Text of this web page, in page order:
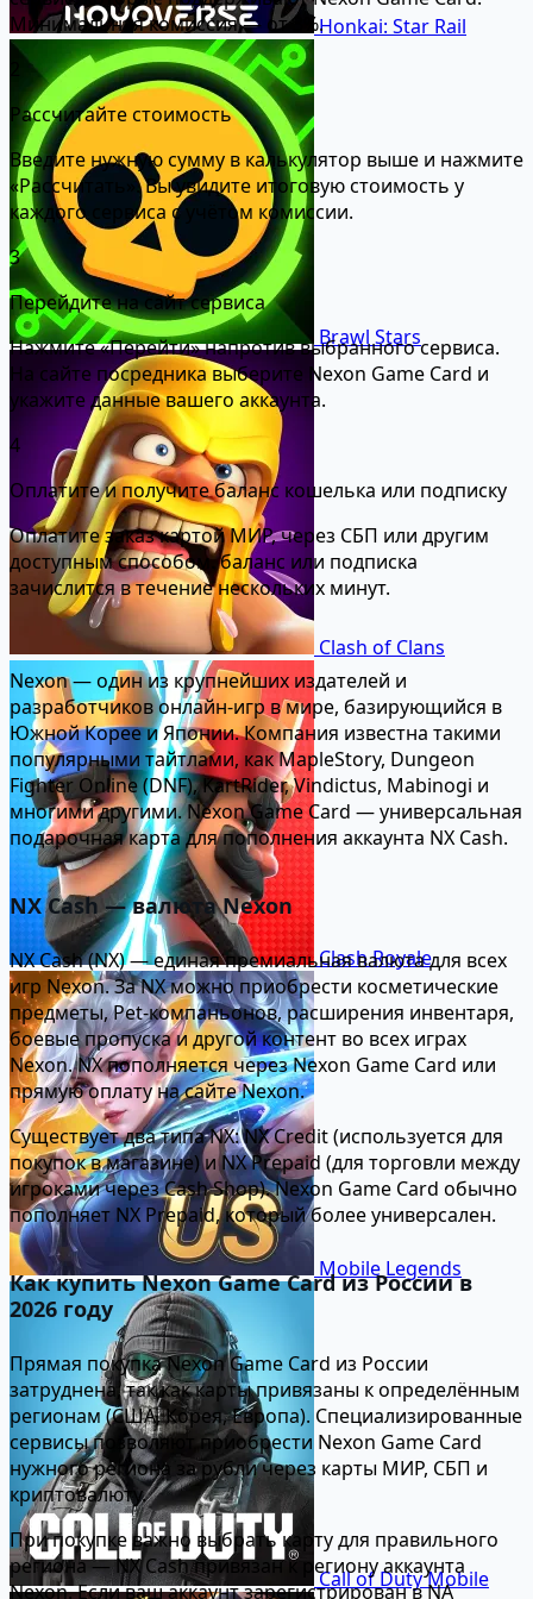
Honkai: Star Rail
Brawl Stars
Clash of Clans
Clash Royale
Mobile Legends
Call of Duty Mobile
Минимальная комиссия — от 3%.
Рассчитайте стоимость
Введите нужную сумму в калькулятор выше и нажмите
«Рассчитать». Вы увидите итоговую стоимость у
каждого сервиса с учётом комиссии.
3
Перейдите на сайт сервиса
Нажмите «Перейти» напротив выбранного сервиса.
На сайте посредника выберите Nexon Game Card и
укажите данные вашего аккаунта.
4
Оплатите и получите баланс кошелька или подписку
Оплатите заказ картой МИР, через СБП или другим
доступным способом. баланс или подписка
зачислится в течение нескольких минут.
Nexon — один из крупнейших издателей и
разработчиков онлайн-игр в мире, базирующийся в
Южной Корее и Японии. Компания известна такими
популярными тайтлами, как MapleStory, Dungeon
Fighter Online (DNF), KartRider, Vindictus, Mabinogi и
многими другими. Nexon Game Card — универсальная
подарочная карта для пополнения аккаунта NX Cash.
NX Cash — валюта Nexon
NX Cash (NX) — единая премиальная валюта для всех
игр Nexon. За NX можно приобрести косметические
предметы, Pet-компаньонов, расширения инвентаря,
боевые пропуска и другой контент во всех играх
Nexon. NX пополняется через Nexon Game Card или
прямую оплату на сайте Nexon.
Существует два типа NX: NX Credit (используется для
покупок в магазине) и NX Prepaid (для торговли между
игроками через Cash Shop). Nexon Game Card обычно
пополняет NX Prepaid, который более универсален.
Как купить Nexon Game Card из России в
2026 году
Прямая покупка Nexon Game Card из России
затруднена, так как карты привязаны к определённым
регионам (США, Корея, Европа). Специализированные
сервисы позволяют приобрести Nexon Game Card
нужного региона за рубли через карты МИР, СБП и
криптовалюту.
При покупке важно выбрать карту для правильного
региона — NX Cash привязан к региону аккаунта
Nexon. Если ваш аккаунт зарегистрирован в NA